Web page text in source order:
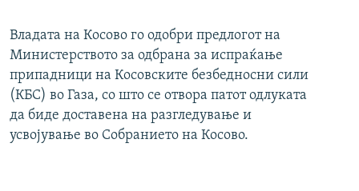
Владата на Косово го одобри предлогот на
Министерството за одбрана за испраќање
припадници на Косовските безбедносни сили
(КБС) во Газа, со што се отвора патот одлуката
да биде доставена на разгледување и
усвојување во Собранието на Косово.